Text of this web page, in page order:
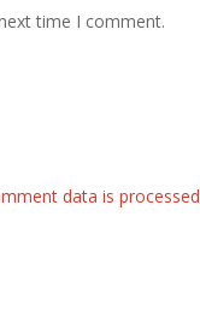
time I comment.
data is processed